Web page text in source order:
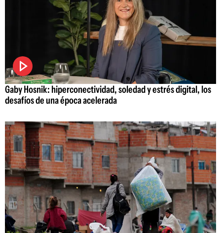
Gaby Hosnik: hiperconectividad, soledad y estrés digital, los
desafíos de una época acelerada